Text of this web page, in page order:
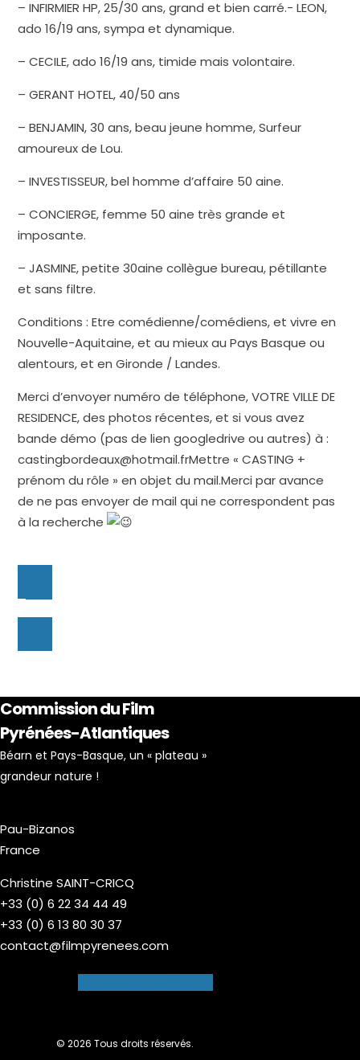
– INFIRMIER HP, 25/30 ans, grand et bien carré.- LEON,
ado 16/19 ans, sympa et dynamique.
– CECILE, ado 16/19 ans, timide mais volontaire.
– GERANT HOTEL, 40/50 ans
– BENJAMIN, 30 ans, beau jeune homme, Surfeur
amoureux de Lou.
– INVESTISSEUR, bel homme d’affaire 50 aine.
– CONCIERGE, femme 50 aine très grande et
imposante.
– JASMINE, petite 30aine collègue bureau, pétillante
et sans filtre.
Conditions : Etre comédienne/comédiens, et vivre en
Nouvelle-Aquitaine, et au mieux au Pays Basque ou
alentours, et en Gironde / Landes.
Merci d’envoyer numéro de téléphone, VOTRE VILLE DE
RESIDENCE, des photos récentes, et si vous avez
bande démo (pas de lien googledrive ou autres) à :
castingbordeaux@hotmail.frMettre « CASTING +
prénom du rôle » en objet du mail.Merci par avance
de ne pas envoyer de mail qui ne correspondent pas
à la recherche
Commission du Film
Pyrénées-Atlantiques
Béarn et Pays-Basque, un « plateau »
grandeur nature !
Pau-Bizanos
France
Christine SAINT-CRICQ
+33 (0) 6 22 34 44 49
+33 (0) 6 13 80 30 37
contact@filmpyrenees.com
© 2026 Tous droits réservés.